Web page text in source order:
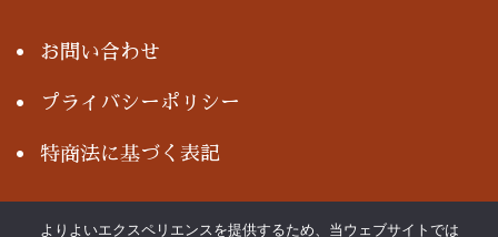
お問い合わせ
プライバシーポリシー
特商法に基づく表記
よりよいエクスペリエンスを提供するため、当ウェブサイトでは